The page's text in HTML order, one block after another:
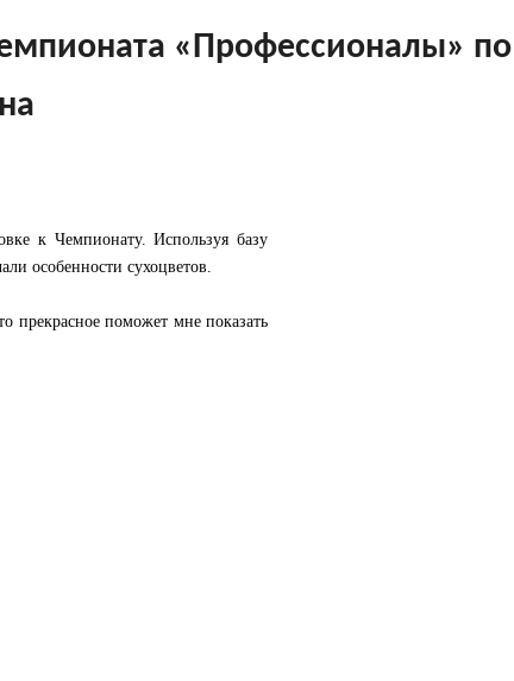
«Профессионалы»
к Чемпионату. Используя базу
особенности сухоцветов.
прекрасное поможет мне показать